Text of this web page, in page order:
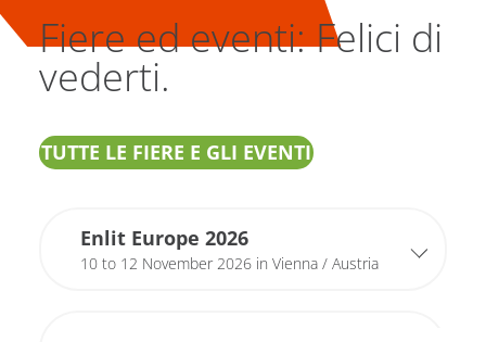
Fiere ed eventi: Felici di
vederti.
TUTTE LE FIERE E GLI EVENTI
Enlit Europe 2026
10 to 12 November 2026 in Vienna / Austria